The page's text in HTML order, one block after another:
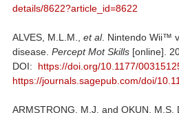
details/8622?article_id=8622
ALVES, M.L.M., et al. Nintendo Wii™
disease. Percept Mot Skills [online].
DOI: https://doi.org/10.1177/
https://journals.sagepub.com/doi/
ARMSTRONG, M.J. and OKUN,